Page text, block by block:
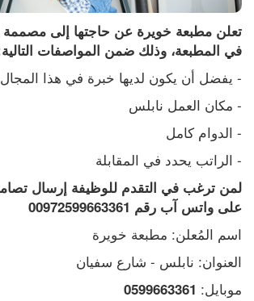
في المطبعة، وذلك ضمن المواصفات
- يفضل أن يكون لديها خبرة في هذا المجال
- مكان العمل نابلس
- الدوام كامل
- الراتب يحدد في المقابلة
على واتس آب رقم 00972599663361
اسم المُعلن: مطبعة خويرة
العنوان: نابلس - شارع سفيان
موبايل: 0599663361